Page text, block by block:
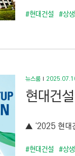
#현대건설 #상
뉴스룸
현대건
▲ ‘2025 현대
#현대건설 #상